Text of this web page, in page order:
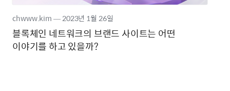
블록체인 네트워크의 브랜드 사이트는 어떤
이야기를 하고 있을까?
chwww.kim―2023년 1월 26일